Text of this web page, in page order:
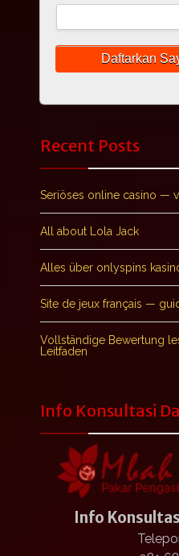
Recent Posts
Seriöses online casino —
All about Lola Jack
Alles über onlyspins
Site de jeux français —
Vollständige Bewertung
Leitfaden
Info Konsultasi
Info